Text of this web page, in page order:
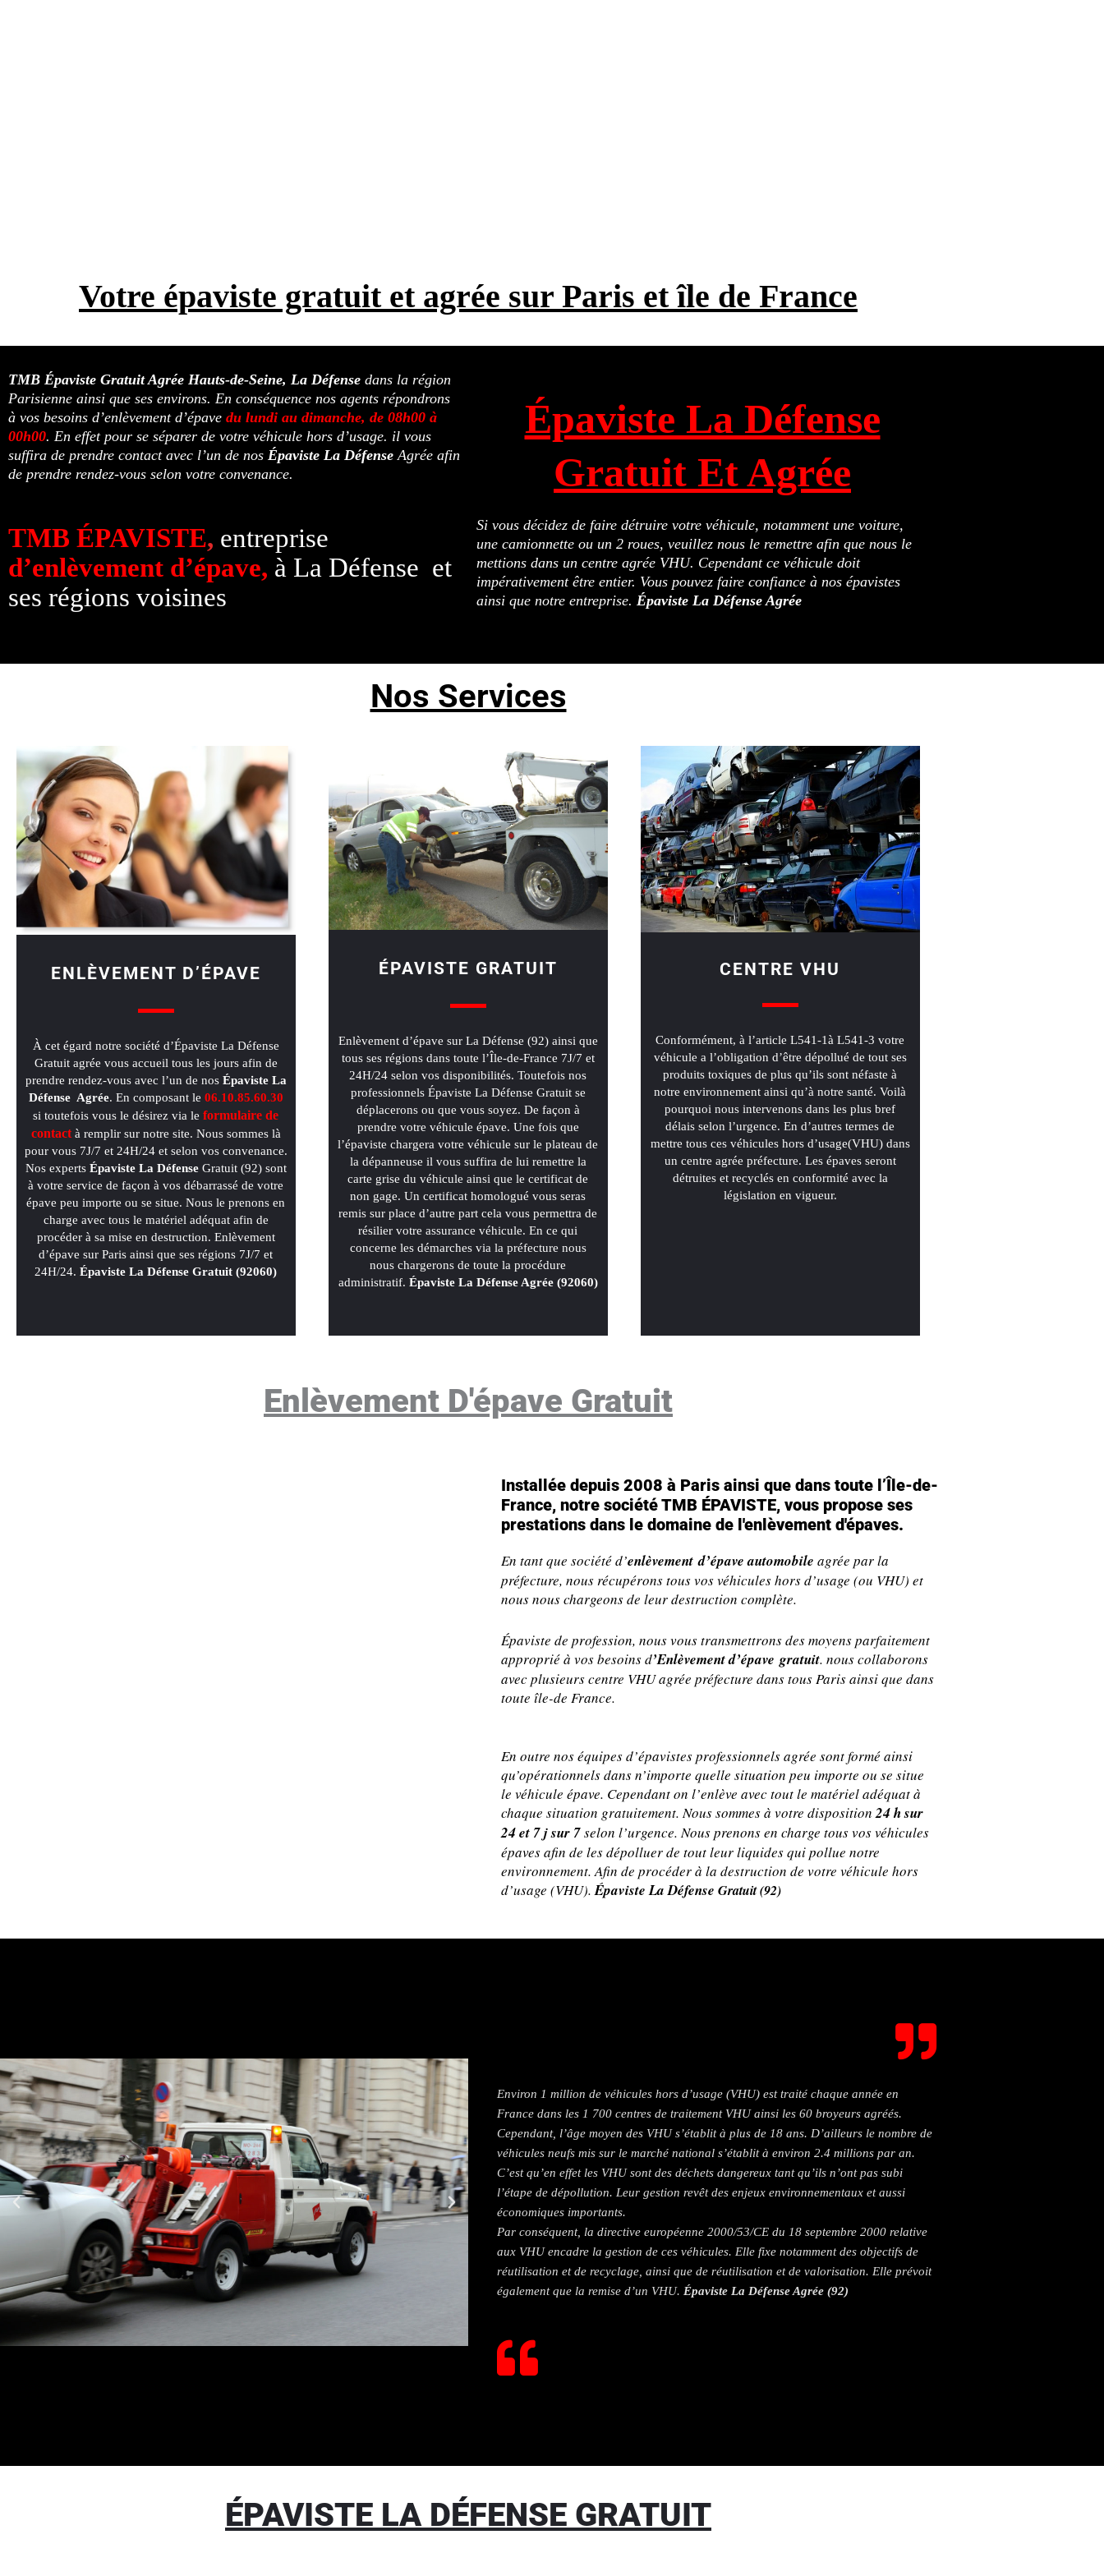
Votre épaviste gratuit et agrée sur Paris et île de France
TMB Épaviste Gratuit Agrée Hauts-de-Seine, La Défense dans la région
Parisienne ainsi que ses environs. En conséquence nos agents répondrons
à vos besoins d’enlèvement d’épave du lundi au dimanche, de 08h00 à
00h00. En effet pour se séparer de votre véhicule hors d’usage. il vous
suffira de prendre contact avec l’un de nos Épaviste La Défense Agrée afin
de prendre rendez-vous selon votre convenance.
TMB ÉPAVISTE, entreprise
d’enlèvement d’épave, à La Défense et
ses régions voisines
Épaviste La Défense
Gratuit Et Agrée
Si vous décidez de faire détruire votre véhicule, notamment une voiture,
une camionnette ou un 2 roues, veuillez nous le remettre afin que nous le
mettions dans un centre agrée VHU. Cependant ce véhicule doit
impérativement être entier. Vous pouvez faire confiance à nos épavistes
ainsi que notre entreprise. Épaviste La Défense Agrée
Nos Services
ENLÈVEMENT D’ÉPAVE
À cet égard notre société d’Épaviste La Défense
Gratuit agrée vous accueil tous les jours afin de
prendre rendez-vous avec l’un de nos Épaviste La
Défense Agrée. En composant le 06.10.85.60.30
si toutefois vous le désirez via leformulaire de
contactà remplir sur notre site. Nous sommes là
pour vous 7J/7 et 24H/24 et selon vos convenance.
Nos experts Épaviste La DéfenseGratuit (92) sont
à votre service de façon à vos débarrassé de votre
épave peu importe ou se situe. Nous le prenons en
charge avec tous le matériel adéquat afin de
procéder à sa mise en destruction. Enlèvement
d’épave sur Paris ainsi que ses régions 7J/7 et
24H/24.Épaviste La Défense Gratuit (92060)
ÉPAVISTE GRATUIT
Enlèvement d’épave sur La Défense (92) ainsi que
tous ses régions dans toute l’Île-de-France 7J/7 et
24H/24 selon vos disponibilités. Toutefois nos
professionnels Épaviste La Défense Gratuit se
déplacerons ou que vous soyez. De façon à
prendre votre véhicule épave. Une fois que
l’épaviste chargera votre véhicule sur le plateau de
la dépanneuse il vous suffira de lui remettre la
carte grise du véhicule ainsi que le certificat de
non gage. Un certificat homologué vous seras
remis sur place d’autre part cela vous permettra de
résilier votre assurance véhicule. En ce qui
concerne les démarches via la préfecture nous
nous chargerons de toute la procédure
administratif. Épaviste La Défense Agrée (92060)
CENTRE VHU
Conformément, à l’article L541-1à L541-3 votre
véhicule a l’obligation d’être dépollué de tout ses
produits toxiques de plus qu’ils sont néfaste à
notre environnement ainsi qu’à notre santé. Voilà
pourquoi nous intervenons dans les plus bref
délais selon l’urgence. En d’autres termes de
mettre tous ces véhicules hors d’usage(VHU) dans
un centre agrée préfecture. Les épaves seront
détruites et recyclés en conformité avec la
législation en vigueur.
Enlèvement D'épave Gratuit
Installée depuis 2008 à Paris ainsi que dans toute l’Île-de-
France, notre société TMB ÉPAVISTE, vous propose ses
prestations dans le domaine de l'enlèvement d'épaves.
En tant que société d’enlèvement d’épave automobile agrée par la
préfecture, nous récupérons tous vos véhicules hors d’usage (ou VHU) et
nous nous chargeons de leur destruction complète.
Épaviste de profession, nous vous transmettrons des moyens parfaitement
approprié à vos besoins d’Enlèvement d’épave gratuit. nous collaborons
avec plusieurs centre VHU agrée préfecture dans tous Paris ainsi que dans
toute île-de France.
En outre nos équipes d’épavistes professionnels agrée sont formé ainsi
qu’opérationnels dans n’importe quelle situation peu importe ou se situe
le véhicule épave. Cependant on l’enlève avec tout le matériel adéquat à
chaque situation gratuitement. Nous sommes à votre disposition 24 h sur
24 et 7 j sur 7selon l’urgence. Nous prenons en charge tous vos véhicules
épaves afin de les dépolluer de tout leur liquides qui pollue notre
environnement. Afin de procéder à la destruction de votre véhicule hors
d’usage (VHU). Épaviste La Défense Gratuit (92)
Environ 1 million de véhicules hors d’usage (VHU) est traité chaque année en
France dans les 1 700 centres de traitement VHU ainsi les 60 broyeurs agréés.
Cependant, l’âge moyen des VHU s’établit à plus de 18 ans. D’ailleurs le nombre de
véhicules neufs mis sur le marché national s’établit à environ 2.4 millions par an.
C’est qu’en effet les VHU sont des déchets dangereux tant qu’ils n’ont pas subi
l’étape de dépollution. Leur gestion revêt des enjeux environnementaux et aussi
économiques importants.
Par conséquent, la directive européenne 2000/53/CE du 18 septembre 2000 relative
aux VHU encadre la gestion de ces véhicules. Elle fixe notamment des objectifs de
réutilisation et de recyclage, ainsi que de réutilisation et de valorisation. Elle prévoit
également que la remise d’un VHU. Épaviste La Défense Agrée (92)
ÉPAVISTE LA DÉFENSE GRATUIT